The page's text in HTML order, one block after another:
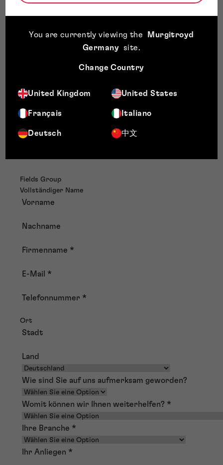
You are currently viewing the
Murgitroyd
Germany
site.
Change Country
United Kingdom United States
Français Italiano
Deutsch 中文
Wir freuen uns über Ihre Anfrage. Einer unserer IP-
können Sie uns auch direkt eine E-Mail schreiben an:
Fields Group
Vollständiger Name
Vorname
Nachname
Firmenname *
E-Mail *
Telefonnummer *
Ort
Stadt
Land
Wie sind Sie auf uns aufmerksam geworden?
Womit können wir Ihnen weiterhelfen? *
Ihre Branche *
Ihr Anliegen *